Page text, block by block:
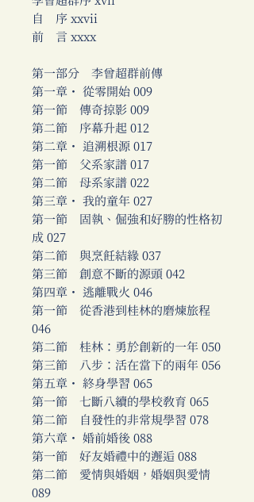
自 序 xxvii
前 言 xxxx
第一部分 李曾超群前傳
第一章・ 從零開始 009
第一節 傳奇掠影 009
第二節 序幕升起 012
第二章・ 追溯根源 017
第一節 父系家譜 017
第二節 母系家譜 022
第三章・ 我的童年 027
第一節 固執、倔強和好勝的性格初
成 027
第二節 與烹飪結緣 037
第三節 創意不斷的源頭 042
第四章・ 逃離戰火 046
第一節 從香港到桂林的磨煉旅程
046
第二節 桂林：勇於創新的一年 050
第三節 八步：活在當下的兩年 056
第五章・ 終身學習 065
第一節 七斷八續的學校教育 065
第二節 自發性的非常規學習 078
第六章・ 婚前婚後 088
第一節 好友婚禮中的邂逅 088
第二節 愛情與婚姻，婚姻與愛情
089